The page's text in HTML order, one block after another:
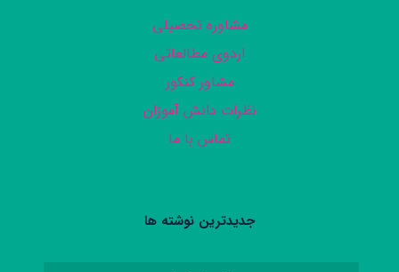
مشاوره تحصیلی
اردوی مطالعاتی
مشاور کنکور
نظرات دانش آموزان
تماس با ما
جدیدترین نوشته ها